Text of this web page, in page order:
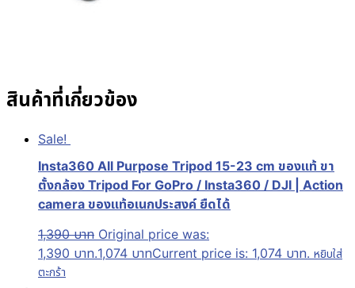
สินค้าที่เกี่ยวข้อง
Sale!
Insta360 All Purpose Tripod 15-23 cm ของแท้ ขา
ตั้งกล้อง Tripod For GoPro / Insta360 / DJI | Action
camera ของแท้อเนกประสงค์ ยืดได้
1,390บาท Original price was:
1,390 บาท.1,074 บาทCurrent price is: 1,074 บาท. หยิบใส่
ตะกร้า